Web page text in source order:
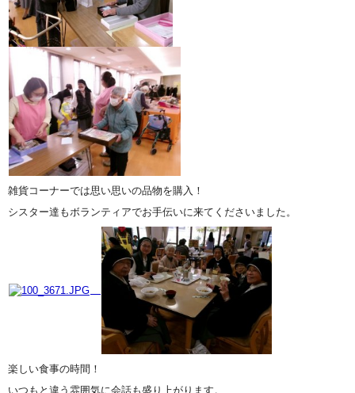
雑貨コーナーでは思い思いの品物を購入！
シスター達もボランティアでお手伝いに来てくださいました。
楽しい食事の時間！
いつもと違う雰囲気に会話も盛り上がります。